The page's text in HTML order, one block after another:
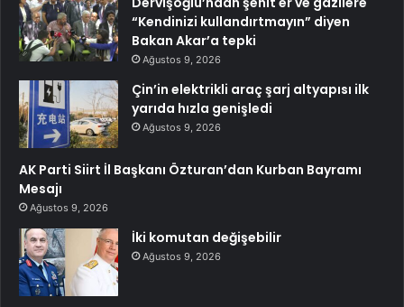
“Kendinizi kullandırtmayın” diyen
Bakan Akar’a tepki
Ağustos 9, 2026
Çin’in elektrikli araç şarj altyapısı ilk
yarıda hızla genişledi
Ağustos 9, 2026
AK Parti Siirt İl Başkanı Özturan’dan Kurban Bayramı
Mesajı
Ağustos 9, 2026
İki komutan değişebilir
Ağustos 9, 2026